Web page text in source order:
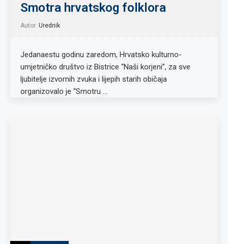
Smotra hrvatskog folklora
Autor: Urednik
Jedanaestu godinu zaredom, Hrvatsko kulturno-
umjetničko društvo iz Bistrice “Naši korjeni”, za sve
ljubitelje izvornih zvuka i lijepih starih običaja
organizovalo je “Smotru …